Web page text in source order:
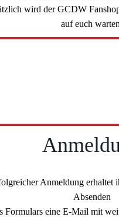
wird der GCDW
auf euch
Anmeldung erhaltet
Absenden
Formulars eine E-Mail mit